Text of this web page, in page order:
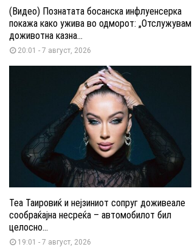
(Видео) Познатата босанска инфлуенсерка
покажа како ужива во одморот: „Отслужувам
доживотна казна...
20:01 - 7 август, 2026
Теа Таировиќ и нејзиниот сопруг доживеале
сообраќајна несреќа – автомобилот бил
целосно...
19:01 - 7 август, 2026